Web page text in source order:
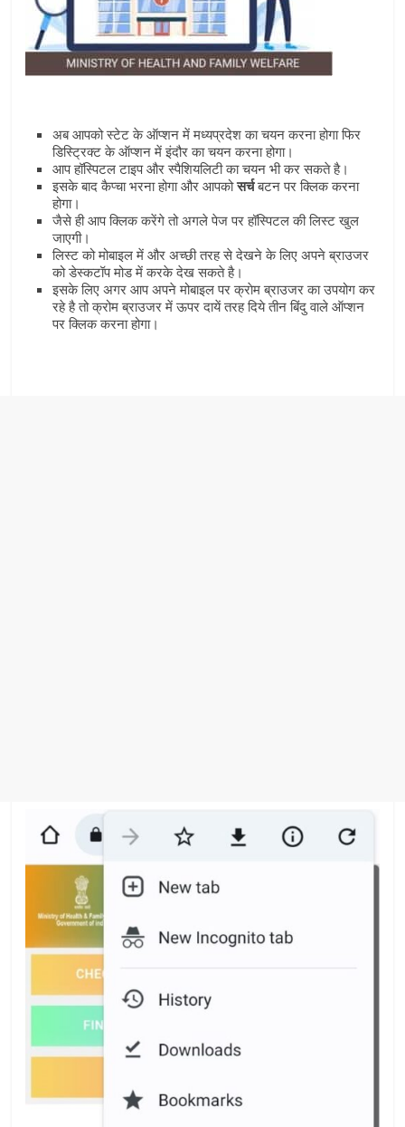
अब आपको स्‍टेट के ऑप्‍शन में मध्‍यप्रदेश का चयन करना होगा फिर
डिस्ट्रिक्‍ट के ऑप्‍शन में इंदौर का चयन करना होगा।
आप हॉस्पिटल टाइप और स्‍पैशियलिटी का चयन भी कर सकते है।
इसके बाद कैप्‍चा भरना होगा और आपकोसर्चबटन पर क्लिक करना
होगा।
जैसे ही आप क्लिक करेंगे तो अगले पेज पर हॉस्पिटल की लिस्‍ट खुल
जाएगी।
लिस्‍ट को मोबाइल में और अच्‍छी तरह से देखने के लिए अपने ब्राउजर
को डेस्‍कटॉप मोड में करके देख सकते है।
इसके लिए अगर आप अपने मोबाइल पर क्राेम ब्राउजर का उपयोग कर
रहे है तो क्रोम ब्राउजर में ऊपर दायें तरह दिये तीन बिंदु वाले ऑप्‍शन
पर क्लिक करना होगा।